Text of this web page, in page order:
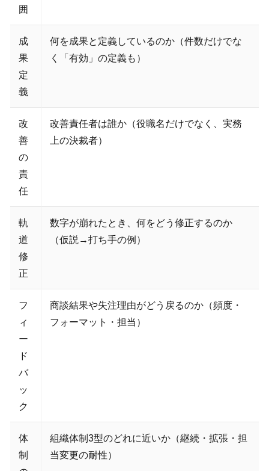
囲
成
果
定
義
何を成果と定義しているのか（件数だけでな
く「有効」の定義も）
改
善
の
責
任
改善責任者は誰か（役職名だけでなく、実務
上の決裁者）
軌
道
修
正
数字が崩れたとき、何をどう修正するのか
（仮説→打ち手の例）
フ
ィ
ー
ド
バ
ッ
ク
商談結果や失注理由がどう戻るのか（頻度・
フォーマット・担当）
体
制
組織体制3型のどれに近いか（継続・拡張・担
当変更の耐性）